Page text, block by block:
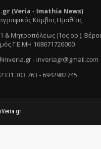
(Veria - Ιmathia News)
Κόμβος Ημαθίας
1 & Μητροπόλεως (1ος ορ.),
Γ.Ε.ΜΗ 168671726000
- inveriagr@gmail.com
2331 303 763 - 6942982745